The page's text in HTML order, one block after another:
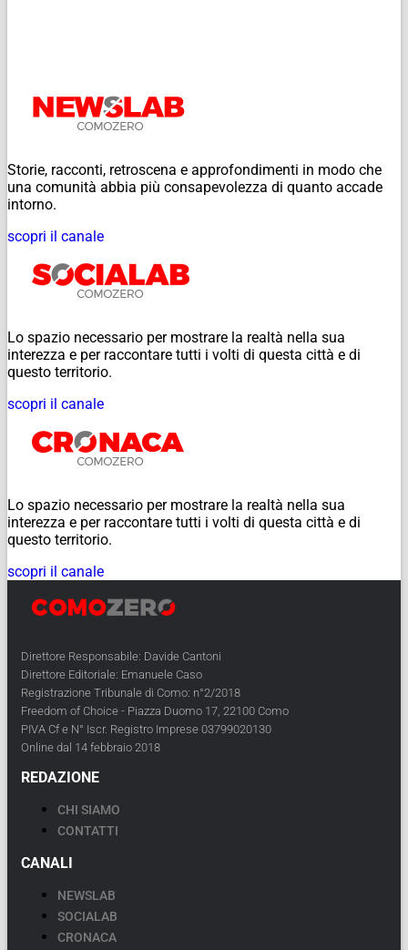
Storie, racconti, retroscena e approfondimenti in modo che
una comunità abbia più consapevolezza di quanto accade
intorno.
scopri il canale
Lo spazio necessario per mostrare la realtà nella sua
interezza e per raccontare tutti i volti di questa città e di
questo territorio.
scopri il canale
Lo spazio necessario per mostrare la realtà nella sua
interezza e per raccontare tutti i volti di questa città e di
questo territorio.
scopri il canale
Direttore Responsabile: Davide Cantoni
Direttore Editoriale: Emanuele Caso
Registrazione Tribunale di Como: n°2/2018
Freedom of Choice - Piazza Duomo 17, 22100 Como
PIVA Cf e N° Iscr. Registro Imprese 03799020130
Online dal 14 febbraio 2018
REDAZIONE
CHI SIAMO
CONTATTI
CANALI
NEWSLAB
SOCIALAB
CRONACA